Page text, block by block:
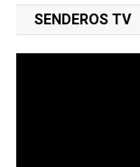
SENDEROS TV